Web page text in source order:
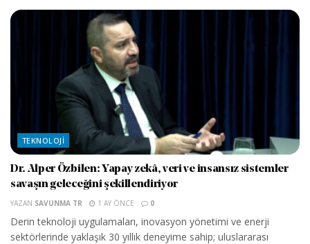
TEKNOLOJI
Dr. Alper Özbilen: Yapay zekâ, veri ve insansız sistemler
savaşın geleceğini şekillendiriyor
YAZAN SAVUNMA TR 1 AY ÖNCE 0
Derin teknoloji uygulamaları, inovasyon yönetimi ve enerji
sektörlerinde yaklaşık 30 yıllık deneyime sahip; uluslararası